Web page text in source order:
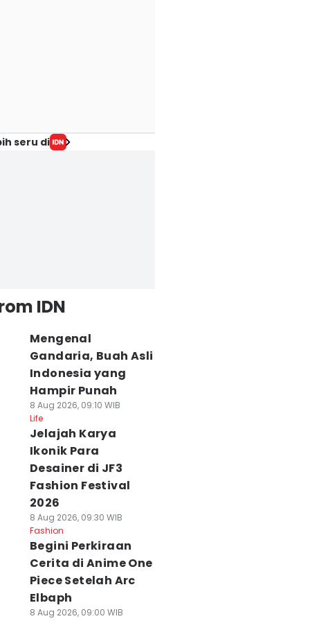
seru di
IDN
Mengenal
Gandaria, Buah Asli
Indonesia yang
Hampir Punah
8 Aug 2026, 09:10 WIB
Life
Jelajah Karya
Ikonik Para
Desainer di JF3
Fashion Festival
2026
8 Aug 2026, 09:30 WIB
Fashion
Begini Perkiraan
Cerita di Anime One
Piece Setelah Arc
Elbaph
8 Aug 2026, 09:00 WIB